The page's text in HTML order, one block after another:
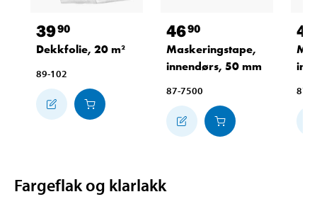
3990
Dekkfolie, 20 m²
89-102
4690
Maskeringstape,
innendørs, 50 mm
87-7500
42
87-
Fargeflak og klarlakk